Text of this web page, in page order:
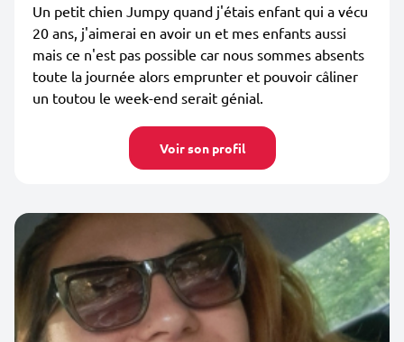
Un petit chien Jumpy quand j'étais enfant qui a vécu
20 ans, j'aimerai en avoir un et mes enfants aussi
mais ce n'est pas possible car nous sommes absents
toute la journée alors emprunter et pouvoir câliner
un toutou le week-end serait génial.
Voir son profil